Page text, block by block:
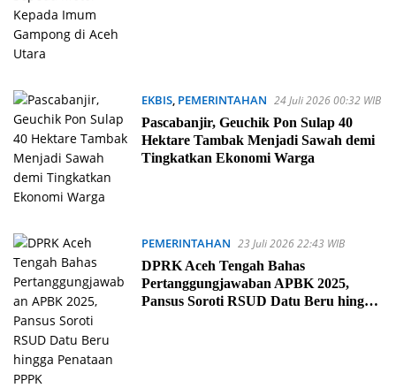
EKBIS, PEMERINTAHAN 24 Juli 2026 00:32 WIB
Pascabanjir, Geuchik Pon Sulap 40
Hektare Tambak Menjadi Sawah demi
Tingkatkan Ekonomi Warga
PEMERINTAHAN 23 Juli 2026 22:43 WIB
DPRK Aceh Tengah Bahas
Pertanggungjawaban APBK 2025,
Pansus Soroti RSUD Datu Beru hingga